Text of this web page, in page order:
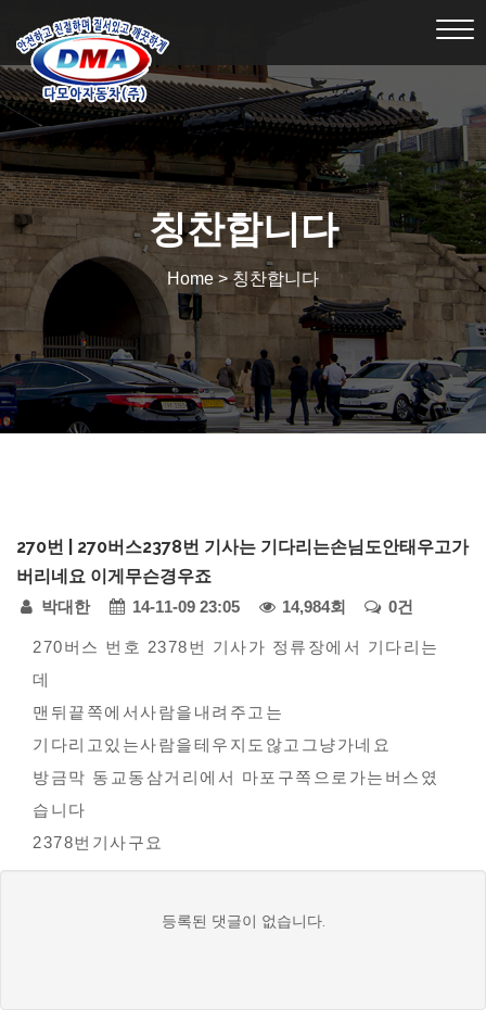
칭찬합니다
Home > 칭찬합니다
접
270번 | 270버스2378번 기사는 기다리는손님도안태우고가
버리네요 이게무슨경우죠
페
이
지
정
보
박대한 14-11-09 23:05 14,984회 0건
본
문
270버스 번호 2378번 기사가 정류장에서 기다리는
데
맨뒤끝쪽에서사람을내려주고는
기다리고있는사람을테우지도않고그냥가네요
방금막 동교동삼거리에서 마포구쪽으로가는버스였
습니다
2378번기사구요
등록된 댓글이 없습니다.